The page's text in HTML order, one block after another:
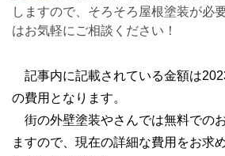
しますので、そろそろ屋根塗装が必
はお気軽にご相談ください！
記事内に記載されている金額は
の費用となります。
街の外壁塗装やさんでは無料での
ますので、現在の詳細な費用をお求